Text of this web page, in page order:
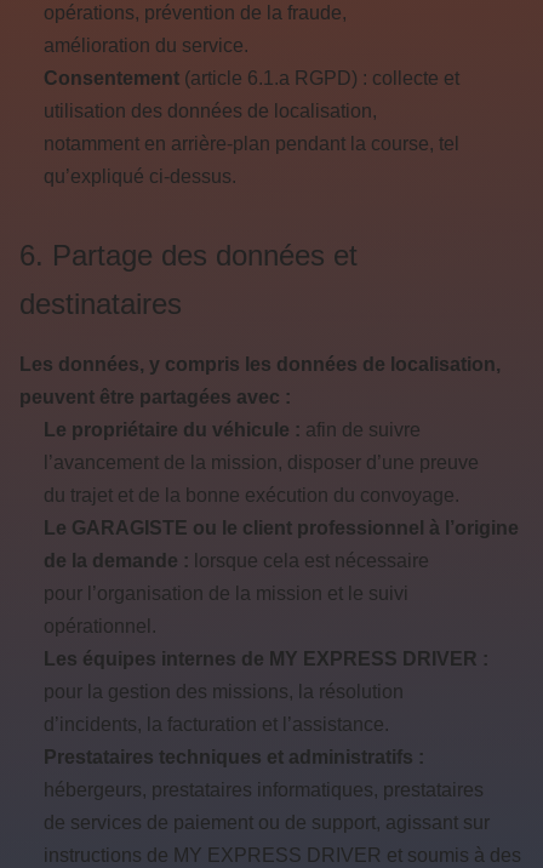
opérations, prévention de la fraude,
amélioration du service.
Consentement (article 6.1.a RGPD) : collecte et
utilisation des données de localisation,
notamment en arrière-plan pendant la course, tel
qu’expliqué ci-dessus.
6. Partage des données et
destinataires
Les données, y compris les données de localisation,
peuvent être partagées avec :
Le propriétaire du véhicule : afin de suivre
l’avancement de la mission, disposer d’une preuve
du trajet et de la bonne exécution du convoyage.
Le GARAGISTE ou le client professionnel à l’origine
de la demande : lorsque cela est nécessaire
pour l’organisation de la mission et le suivi
opérationnel.
Les équipes internes de MY EXPRESS DRIVER :
pour la gestion des missions, la résolution
d’incidents, la facturation et l’assistance.
Prestataires techniques et administratifs :
hébergeurs, prestataires informatiques, prestataires
de services de paiement ou de support, agissant sur
instructions de MY EXPRESS DRIVER et soumis à des